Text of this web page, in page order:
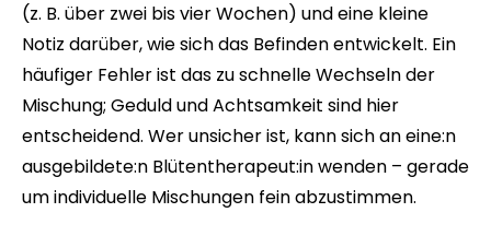
(z. B. über zwei bis vier Wochen) und eine kleine
Notiz darüber, wie sich das Befinden entwickelt. Ein
häufiger Fehler ist das zu schnelle Wechseln der
Mischung; Geduld und Achtsamkeit sind hier
entscheidend. Wer unsicher ist, kann sich an eine:n
ausgebildete:n Blütentherapeut:in wenden – gerade
um individuelle Mischungen fein abzustimmen.